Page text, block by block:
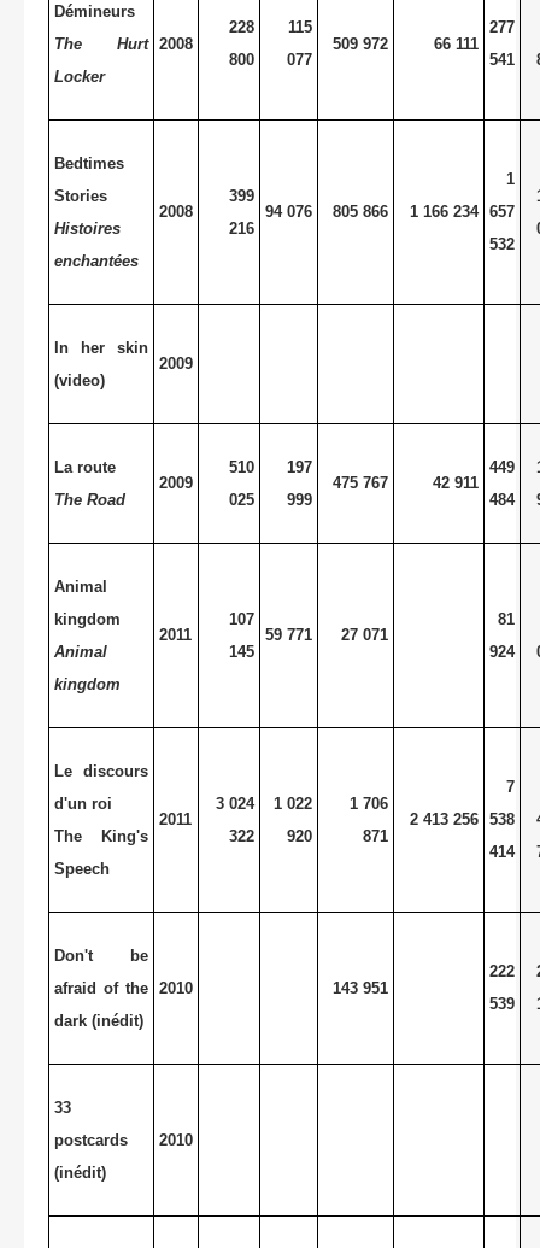
Démineurs
The Hurt
Locker
2008
228
800
115
077
509 972 66 111
277
541
Bedtimes
Stories
Histoires
enchantées
2008
399
216
94 076 805 866 1 166 234
1
657
532
In her skin
(video)
2009
La route
The Road
2009
510
025
197
999
475 767 42 911
449
484
Animal
kingdom
Animal
kingdom
2011
107
145
59 771 27 071
81
924
Le discours
d'un roi
The King's
Speech
2011
3 024
322
1 022
920
1 706
871
2 413 256
7
538
414
Don't be
afraid of the
dark (inédit)
2010 143 951
222
539
33
postcards
(inédit)
2010